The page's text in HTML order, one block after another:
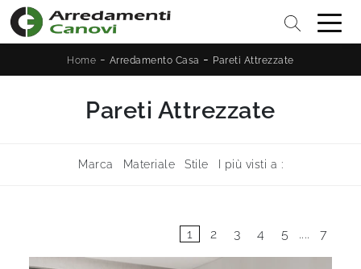
Home - Arredamento Casa - Pareti Attrezzate
Pareti Attrezzate
Marca Materiale Stile I più visti a :
1 2 3 4 5 .... 7